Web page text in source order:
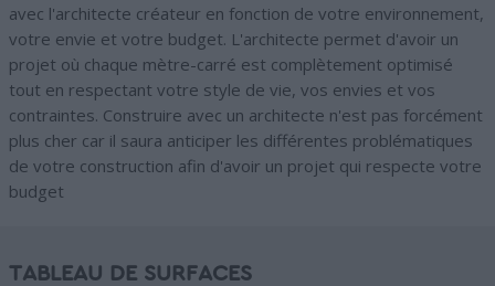
avec l'architecte créateur en fonction de votre environnement,
votre envie et votre budget. L'architecte permet d'avoir un
projet où chaque mètre-carré est complètement optimisé
tout en respectant votre style de vie, vos envies et vos
contraintes. Construire avec un architecte n'est pas forcément
plus cher car il saura anticiper les différentes problématiques
de votre construction afin d'avoir un projet qui respecte votre
budget
TABLEAU DE SURFACES